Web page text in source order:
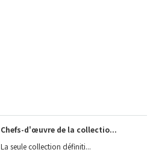
Chefs-d'œuvre de la collectio...
La seule collection définiti...